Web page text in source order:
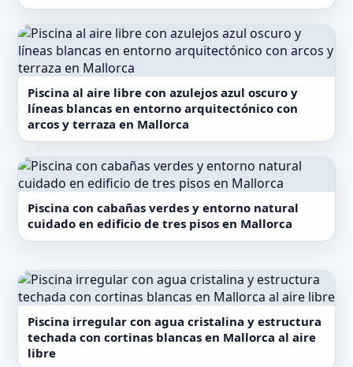
Piscina al aire libre con azulejos azul oscuro y
líneas blancas en entorno arquitectónico con
arcos y terraza en Mallorca
Piscina con cabañas verdes y entorno natural
cuidado en edificio de tres pisos en Mallorca
Piscina irregular con agua cristalina y estructura
techada con cortinas blancas en Mallorca al aire
libre